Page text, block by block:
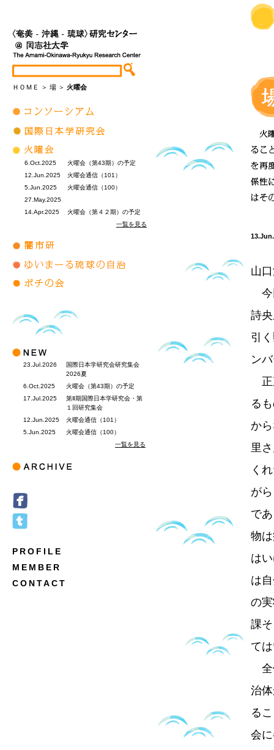
ＨＯＭＥ ＞ 場 ＞ 火曜会
6.Oct.2025
火曜会（第43期）の予定
12.Jun.2025
火曜会通信（101）
5.Jun.2025
火曜会通信（100）
27.May.2025
14.Apr.2025
火曜会（第４２期）の予定
一覧を見る
23.Jul.2026
国際日本学研究会研究集会
2026夏
6.Oct.2025
火曜会（第43期）の予定
17.Jul.2025
第Ⅱ期国際日本学研究会・第
１回研究集会
12.Jun.2025
火曜会通信（101）
5.Jun.2025
火曜会通信（100）
一覧を見る
PROFILE
MEMBER
CONTACT
山
今
詩
引
ン
正
る
か
里
く
が
で
物
は
は
の
課
て
全
治
る
会